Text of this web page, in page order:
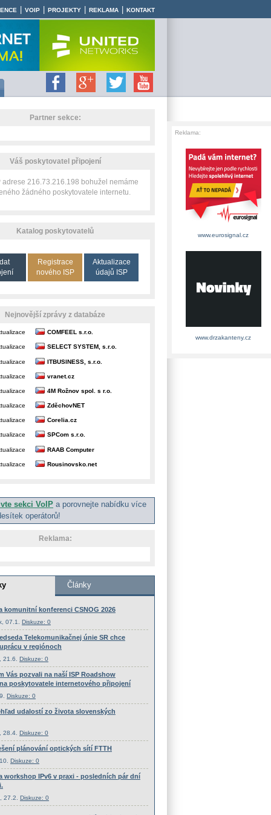
VOIP PROJEKTY REKLAMA KONTAKT
Partner sekce:
Váš poskytovatel připojení
adrese 216.73.216.198 bohužel nemáme
žádného poskytovatele internetu.
Katalog poskytovatelů
Registrace
nového ISP
Aktualizace
údajů ISP
Nejnovější zprávy z databáze
COMFEEL s.r.o.
SELECT SYSTEM, s.r.o.
ITBUSINESS, s.r.o.
vranet.cz
4M Rožnov spol. s r.o.
ZděchovNET
Corelia.cz
SPCom s.r.o.
RAAB Computer
Rousinovsko.net
sekci VoIP a porovnejte nabídku více
operátorů!
Reklama:
Reklama:
www.eurosignal.cz
www.drzakanteny.cz